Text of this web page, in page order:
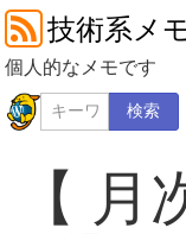
技術系メ
個人的なメモです
検索
【